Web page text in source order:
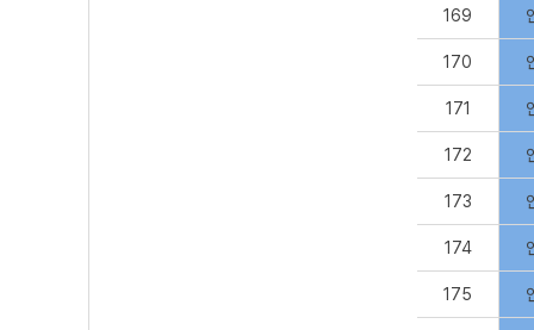
169
170
171
172
173
174
175